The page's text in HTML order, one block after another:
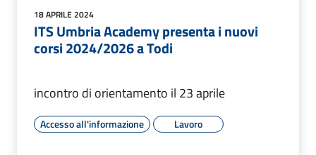
18 APRILE 2024
ITS Umbria Academy presenta i nuovi
corsi 2024/2026 a Todi
incontro di orientamento il 23 aprile
Accesso all'informazione Lavoro